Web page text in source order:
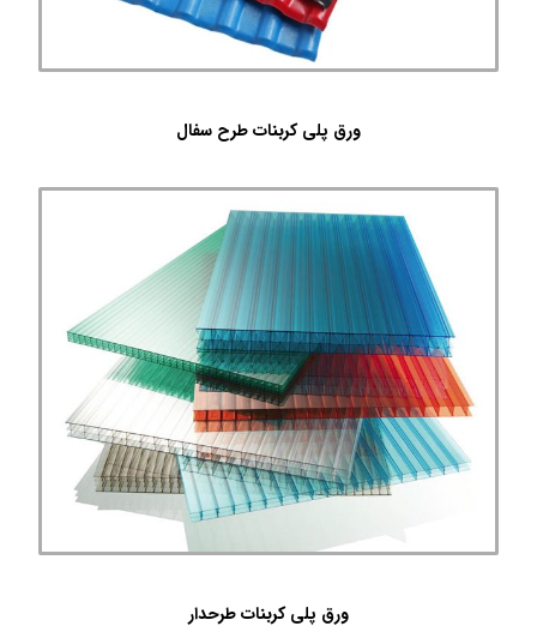
ورق پلی کربنات طرح سفال
ورق پلی کربنات طرحدار